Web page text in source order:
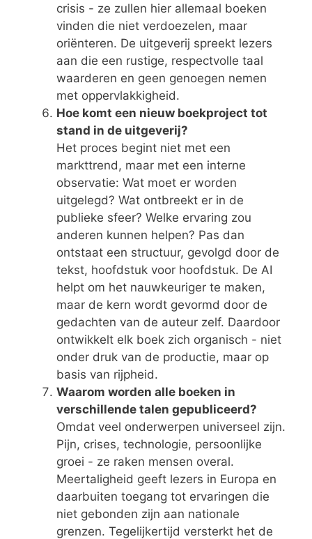
crisis - ze zullen hier allemaal boeken
vinden die niet verdoezelen, maar
oriënteren. De uitgeverij spreekt lezers
aan die een rustige, respectvolle taal
waarderen en geen genoegen nemen
met oppervlakkigheid.
Hoe komt een nieuw boekproject tot
stand in de uitgeverij?
Het proces begint niet met een
markttrend, maar met een interne
observatie: Wat moet er worden
uitgelegd? Wat ontbreekt er in de
publieke sfeer? Welke ervaring zou
anderen kunnen helpen? Pas dan
ontstaat een structuur, gevolgd door de
tekst, hoofdstuk voor hoofdstuk. De AI
helpt om het nauwkeuriger te maken,
maar de kern wordt gevormd door de
gedachten van de auteur zelf. Daardoor
ontwikkelt elk boek zich organisch - niet
onder druk van de productie, maar op
basis van rijpheid.
Waarom worden alle boeken in
verschillende talen gepubliceerd?
Omdat veel onderwerpen universeel zijn.
Pijn, crises, technologie, persoonlijke
groei - ze raken mensen overal.
Meertaligheid geeft lezers in Europa en
daarbuiten toegang tot ervaringen die
niet gebonden zijn aan nationale
grenzen. Tegelijkertijd versterkt het de